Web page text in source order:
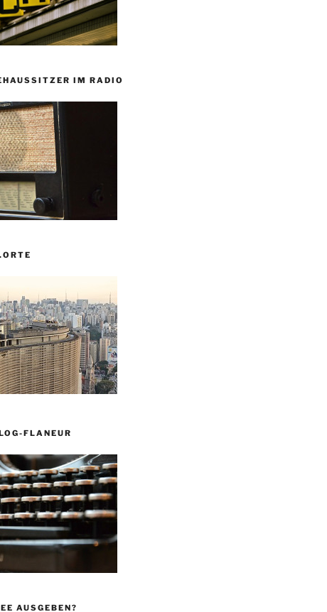
IM RADIO
FLANEUR
AUSGEBEN?